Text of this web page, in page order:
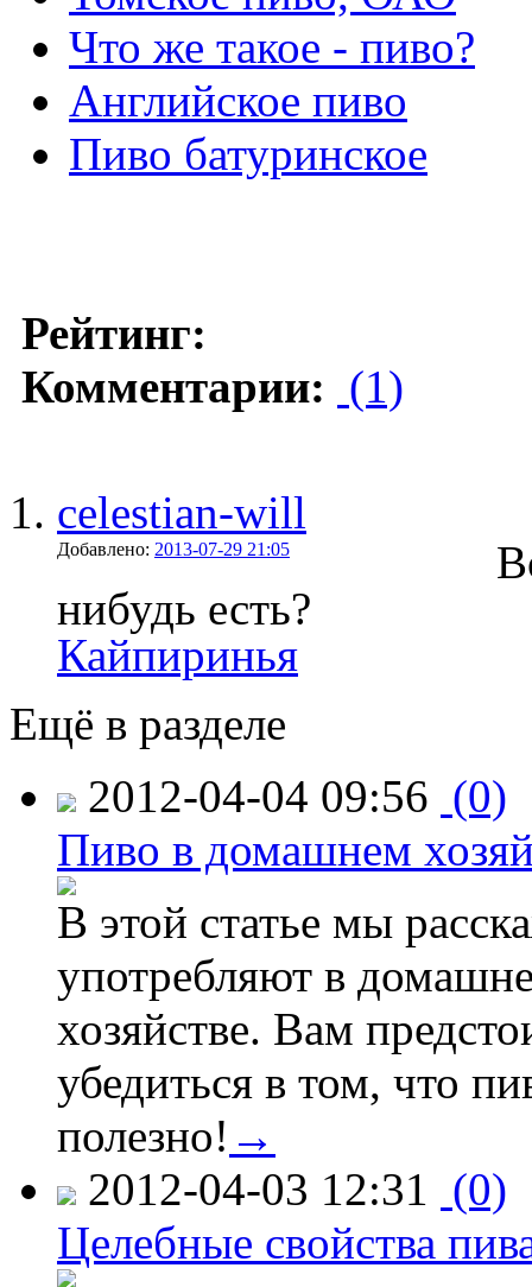
Что же такое - пиво?
Английское пиво
Пиво батуринское
Рейтинг:
Комментарии: (1)
celestian-will
Добавлено: 2013-07-29 21:05
нибудь есть?
Кайпиринья
Ещё в разделе
2012-04-04 09:56 (0)
Пиво в домашнем
В этой статье мы
употребляют в
хозяйстве. Вам
убедиться в том, что
полезно! →
2012-04-03 12:31 (0)
Целебные свойства